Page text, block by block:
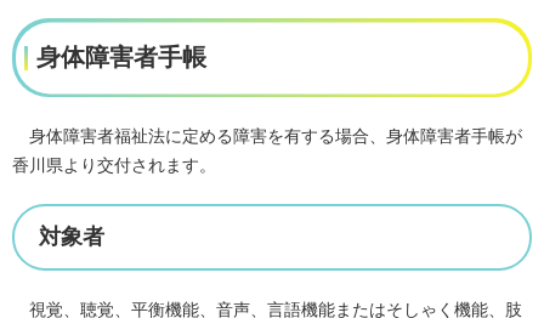
身体障害者手帳
身体障害者福祉法に定める障害を有する場合、身体障害者手帳が
香川県より交付されます。
対象者
視覚、聴覚、平衡機能、音声、言語機能またはそしゃく機能、肢